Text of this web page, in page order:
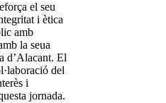
el seu
i ètica
amb
la seua
d’Alacant. El
del
i
jornada.